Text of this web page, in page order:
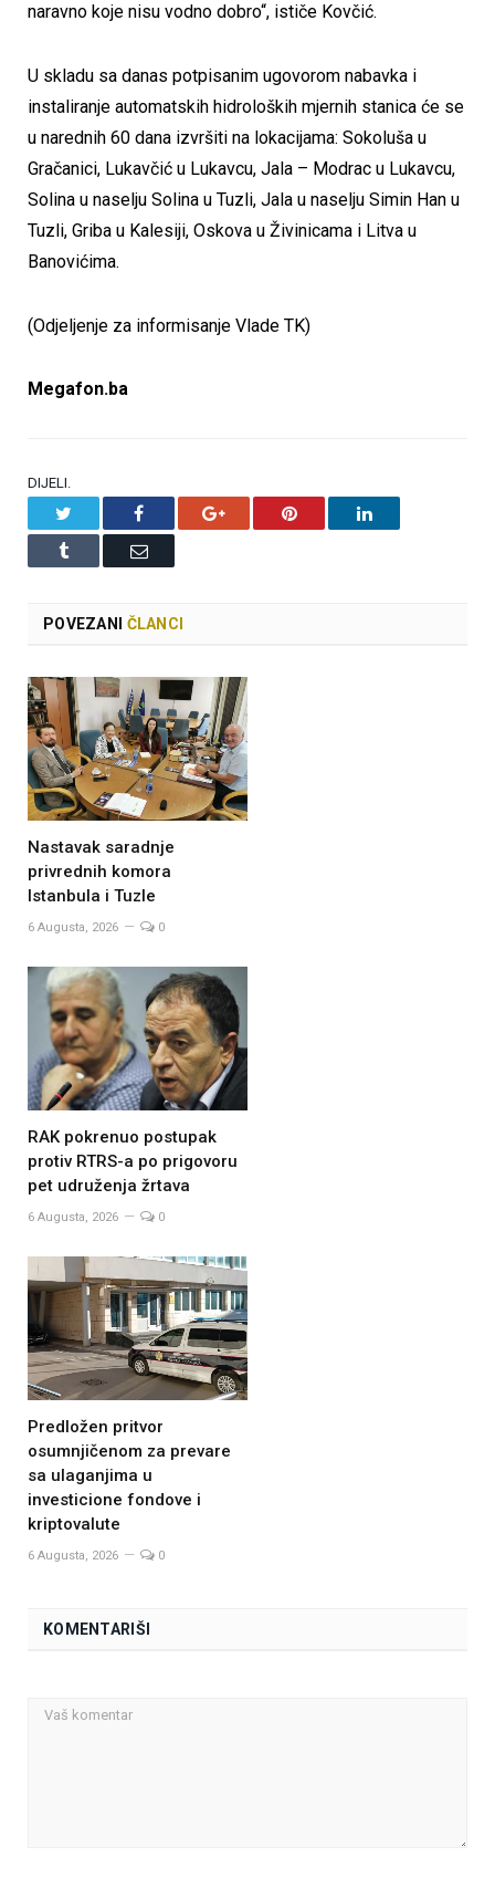
naravno koje nisu vodno dobro“, ističe Kovčić.
U skladu sa danas potpisanim ugovorom nabavka i
instaliranje automatskih hidroloških mjernih stanica će se
u narednih 60 dana izvršiti na lokacijama: Sokoluša u
Gračanici, Lukavčić u Lukavcu, Jala – Modrac u Lukavcu,
Solina u naselju Solina u Tuzli, Jala u naselju Simin Han u
Tuzli, Griba u Kalesiji, Oskova u Živinicama i Litva u
Banovićima.
(Odjeljenje za informisanje Vlade TK)
Megafon.ba
DIJELI.
Facebook Google+ Pinterest LinkedIn
Tumblr Email
POVEZANI ČLANCI
Nastavak saradnje
privrednih komora
Istanbula i Tuzle
6 Augusta, 2026 0
RAK pokrenuo postupak
protiv RTRS-a po prigovoru
pet udruženja žrtava
6 Augusta, 2026 0
Predložen pritvor
osumnjičenom za prevare
sa ulaganjima u
investicione fondove i
kriptovalute
6 Augusta, 2026 0
KOMENTARIŠI